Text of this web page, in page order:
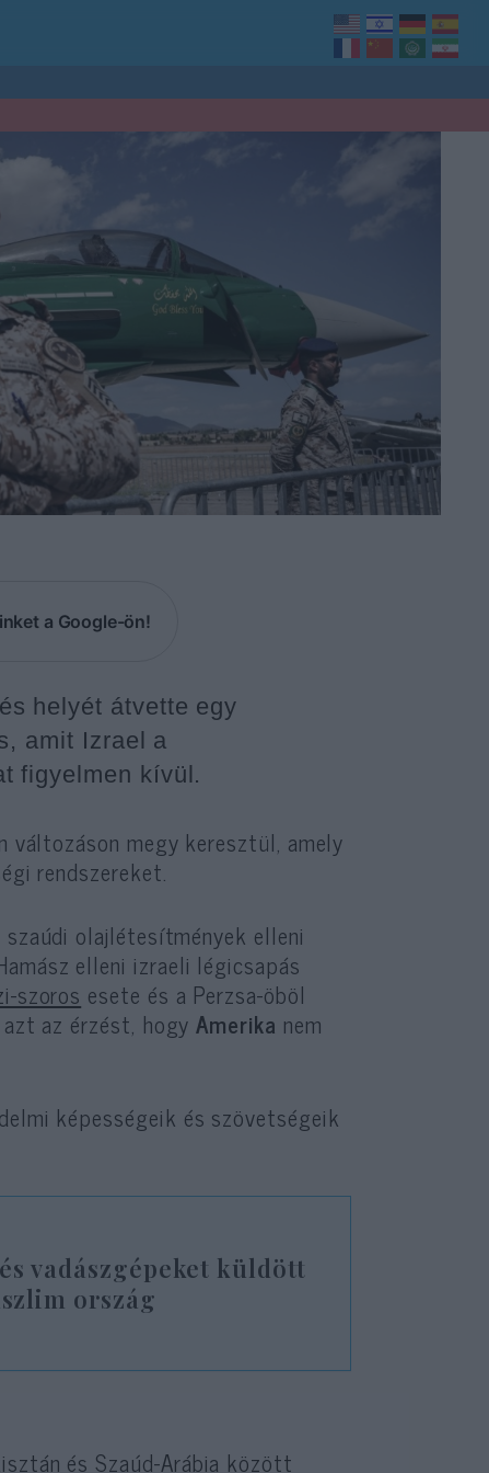
a Google-ön!
helyét átvette egy
amit Izrael a
figyelmen kívül.
megy keresztül, amely
rendszereket.
olajlétesítmények elleni
elleni izraeli légicsapás
szoros esete és a Perzsa-öböl
az érzést, hogyAmerika nem
képességeik és szövetségeik
vadászgépeket küldött
ország
és Szaúd-Arábia között